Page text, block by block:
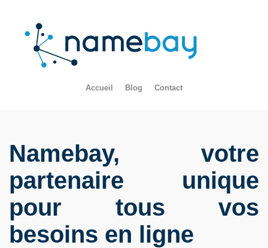
Accueil Blog Contact
Namebay, votre
partenaire unique
pour tous vos
besoins en ligne